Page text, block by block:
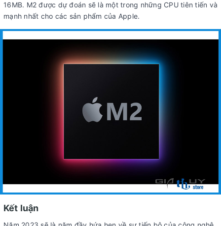
16MB. M2 được dự đoán sẽ là một trong những CPU tiên tiến và
mạnh nhất cho các sản phẩm của Apple.
Kết luận